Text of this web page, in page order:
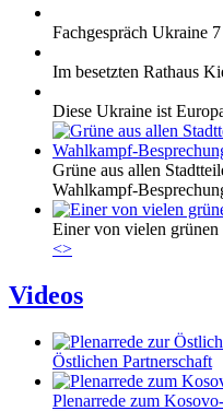
Fachgespräch Ukraine 7
Im besetzten Rathaus
Diese Ukraine ist
Grüne aus allen
Wahlkampf-
Einer von vielen grünen
<>
Videos
Östlichen Partnerschaft
Plenarrede zum